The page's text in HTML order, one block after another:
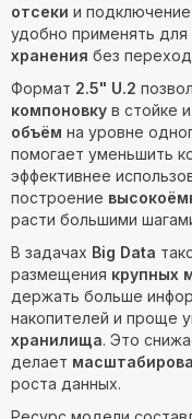
отсеки и
удобно применять
хранения без
Формат 2.5" U.2
компоновку в стойке
объём на уровне
помогает уменьшить
эффективнее
построение
расти большими
В задачах Big Data
размещения крупных
держать больше
накопителей и проще
хранилища. Это
делает
роста данных.